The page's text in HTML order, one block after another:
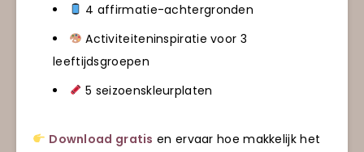
4 affirmatie-achtergronden
Activiteiteninspiratie voor 3
leeftijdsgroepen
5 seizoenskleurplaten
Download gratis en ervaar hoe makkelijk het